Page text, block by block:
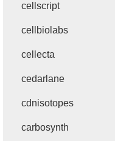
cellscript
cellbiolabs
cellecta
cedarlane
cdnisotopes
carbosynth